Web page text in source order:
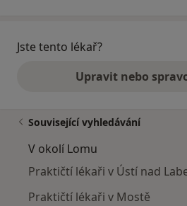
Jste tento lékař?
Upravit nebo
Související vyhledávání
V okolí Lomu
Praktičtí lékaři v Ústí nad
Praktičtí lékaři v Mostě